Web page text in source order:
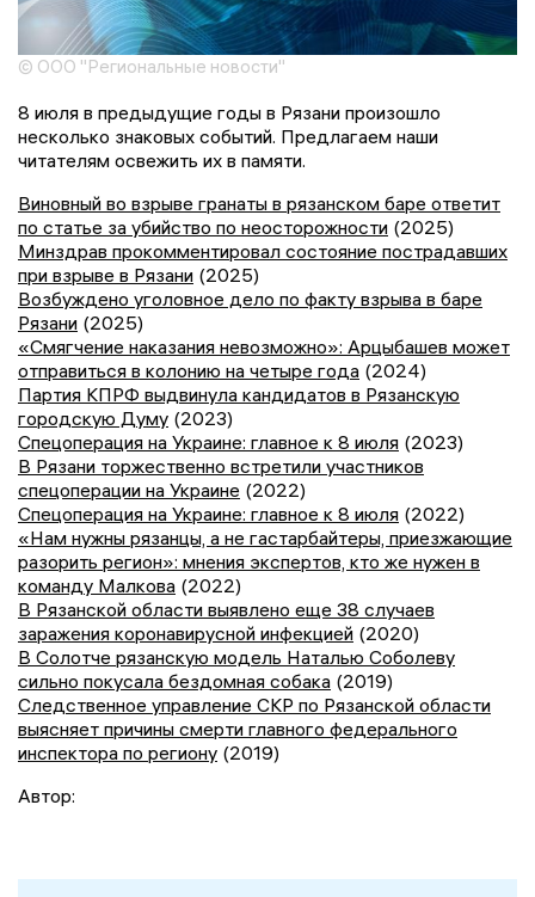
© ООО "Региональные новости"
8 июля в предыдущие годы в Рязани произошло
несколько знаковых событий. Предлагаем наши
читателям освежить их в памяти.
Виновный во взрыве гранаты в рязанском баре ответит
по статье за убийство по неосторожности (2025)
Минздрав прокомментировал состояние пострадавших
при взрыве в Рязани (2025)
Возбуждено уголовное дело по факту взрыва в баре
Рязани (2025)
«Смягчение наказания невозможно»: Арцыбашев может
отправиться в колонию на четыре года (2024)
Партия КПРФ выдвинула кандидатов в Рязанскую
городскую Думу (2023)
Спецоперация на Украине: главное к 8 июля (2023)
В Рязани торжественно встретили участников
спецоперации на Украине (2022)
Спецоперация на Украине: главное к 8 июля (2022)
«Нам нужны рязанцы, а не гастарбайтеры, приезжающие
разорить регион»: мнения экспертов, кто же нужен в
команду Малкова (2022)
В Рязанской области выявлено еще 38 случаев
заражения коронавирусной инфекцией (2020)
В Солотче рязанскую модель Наталью Соболеву
сильно покусала бездомная собака (2019)
Следственное управление СКР по Рязанской области
выясняет причины смерти главного федерального
инспектора по региону (2019)
Автор: